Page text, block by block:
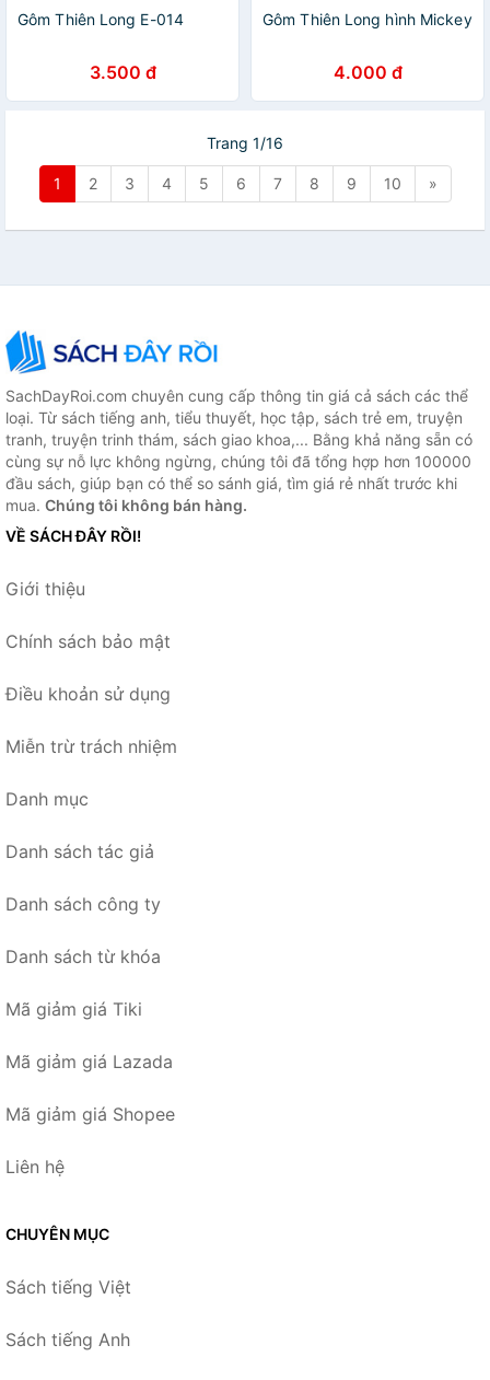
Gôm Thiên Long E-014
3.500 đ
Gôm Thiên Long hình Mickey
4.000 đ
Trang 1/16
1 2 3 4 5 6 7 8 9 10 »
SachDayRoi.com chuyên cung cấp thông tin giá cả sách các thể
loại. Từ sách tiếng anh, tiểu thuyết, học tập, sách trẻ em, truyện
tranh, truyện trinh thám, sách giao khoa,... Bằng khả năng sẵn có
cùng sự nỗ lực không ngừng, chúng tôi đã tổng hợp hơn 100000
đầu sách, giúp bạn có thể so sánh giá, tìm giá rẻ nhất trước khi
mua. Chúng tôi không bán hàng.
VỀ SÁCH ĐÂY RỒI!
Giới thiệu
Chính sách bảo mật
Điều khoản sử dụng
Miễn trừ trách nhiệm
Danh mục
Danh sách tác giả
Danh sách công ty
Danh sách từ khóa
Mã giảm giá Tiki
Mã giảm giá Lazada
Mã giảm giá Shopee
Liên hệ
CHUYÊN MỤC
Sách tiếng Việt
Sách tiếng Anh